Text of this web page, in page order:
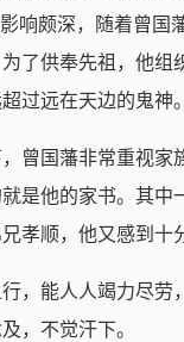
响颇深，随着曾
为了供奉先祖，他
过远在天边的鬼神。
曾国藩非常重视
是他的家书。其
孝顺，他又感到十
，能人人竭力尽
，不觉汗下。